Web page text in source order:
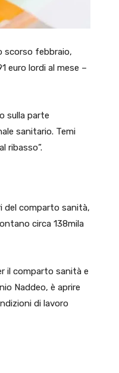
scorso febbraio,
euro lordi al mese –
sulla parte
sanitario. Temi
ribasso”.
del comparto sanità,
circa 138mila
il comparto sanità e
Naddeo, è aprire
di lavoro